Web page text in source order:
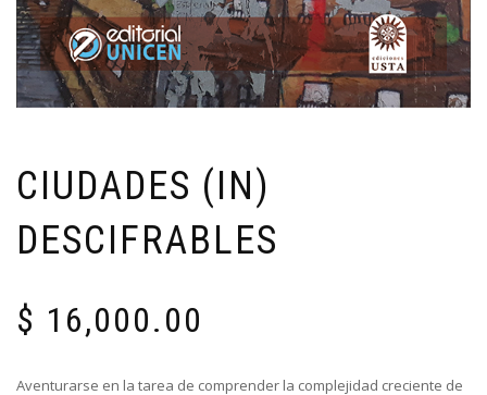
CIUDADES (IN)
DESCIFRABLES
$ 16,000.00
Aventurarse en la tarea de comprender la complejidad creciente de